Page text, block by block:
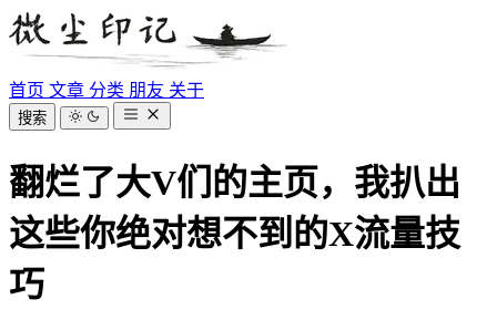
首页 文章 分类 朋友 关于
搜索
翻烂了大V们的主页，我扒出
这些你绝对想不到的X流量技
巧